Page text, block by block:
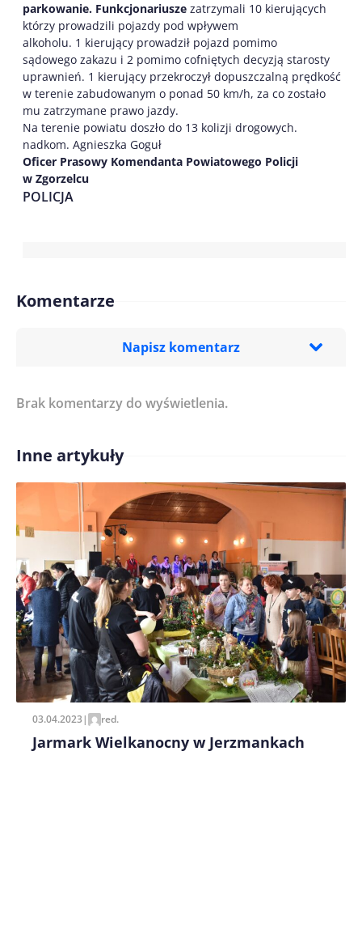
parkowanie. Funkcjonariusze zatrzymali 10 kierujących
którzy prowadzili pojazdy pod wpływem
alkoholu. 1 kierujący prowadził pojazd pomimo
sądowego zakazu i 2 pomimo cofniętych decyzją starosty
uprawnień. 1 kierujący przekroczył dopuszczalną prędkość
w terenie zabudowanym o ponad 50 km/h, za co zostało
mu zatrzymane prawo jazdy.
Na terenie powiatu doszło do 13 kolizji drogowych.
nadkom. Agnieszka Goguł
Oficer Prasowy Komendanta Powiatowego Policji
w Zgorzelcu
POLICJA
Komentarze
Napisz komentarz
Treść komentarza*
Imię/ Nick*
Zapamiętaj moje dane w tej przeglądarce podczas
pisania kolejnych komentarzy.
Brak komentarzy do wyświetlenia.
Inne artykuły
03.04.2023| red.
Jarmark Wielkanocny w Jerzmankach